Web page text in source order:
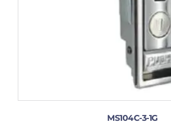
MS104C-3-1G